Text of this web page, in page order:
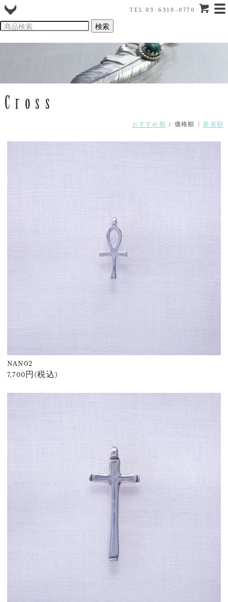
TEL 03-6310-0770
Cross
おすすめ順 | 価格順 | 新着順
NAN02
7,700円(税込)